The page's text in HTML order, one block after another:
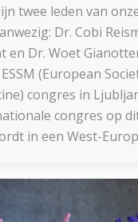
twee leden van
Dr. Cobi
en Dr. Woet
(European
congres in
congres op
in een West-